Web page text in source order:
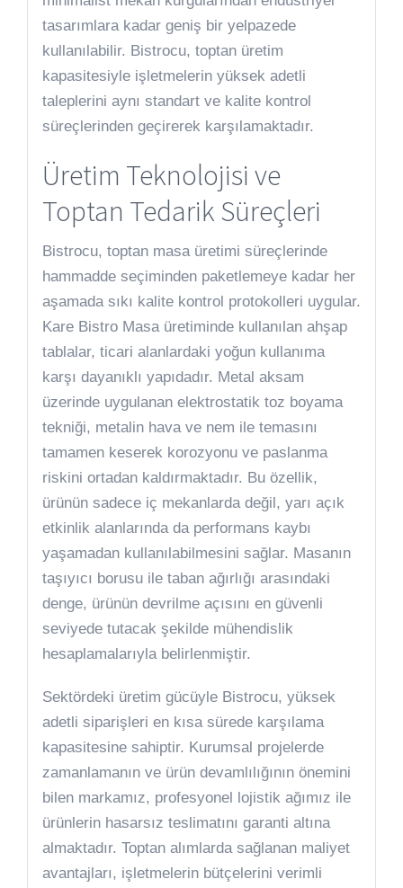
tasarımlara kadar geniş bir yelpazede
kullanılabilir. Bistrocu, toptan üretim
kapasitesiyle işletmelerin yüksek adetli
taleplerini aynı standart ve kalite kontrol
süreçlerinden geçirerek karşılamaktadır.
Üretim Teknolojisi ve
Toptan Tedarik Süreçleri
Bistrocu, toptan masa üretimi süreçlerinde
hammadde seçiminden paketlemeye kadar her
aşamada sıkı kalite kontrol protokolleri uygular.
Kare Bistro Masa üretiminde kullanılan ahşap
tablalar, ticari alanlardaki yoğun kullanıma
karşı dayanıklı yapıdadır. Metal aksam
üzerinde uygulanan elektrostatik toz boyama
tekniği, metalin hava ve nem ile temasını
tamamen keserek korozyonu ve paslanma
riskini ortadan kaldırmaktadır. Bu özellik,
ürünün sadece iç mekanlarda değil, yarı açık
etkinlik alanlarında da performans kaybı
yaşamadan kullanılabilmesini sağlar. Masanın
taşıyıcı borusu ile taban ağırlığı arasındaki
denge, ürünün devrilme açısını en güvenli
seviyede tutacak şekilde mühendislik
hesaplamalarıyla belirlenmiştir.
Sektördeki üretim gücüyle Bistrocu, yüksek
adetli siparişleri en kısa sürede karşılama
kapasitesine sahiptir. Kurumsal projelerde
zamanlamanın ve ürün devamlılığının önemini
bilen markamız, profesyonel lojistik ağımız ile
ürünlerin hasarsız teslimatını garanti altına
almaktadır. Toptan alımlarda sağlanan maliyet
avantajları, işletmelerin bütçelerini verimli